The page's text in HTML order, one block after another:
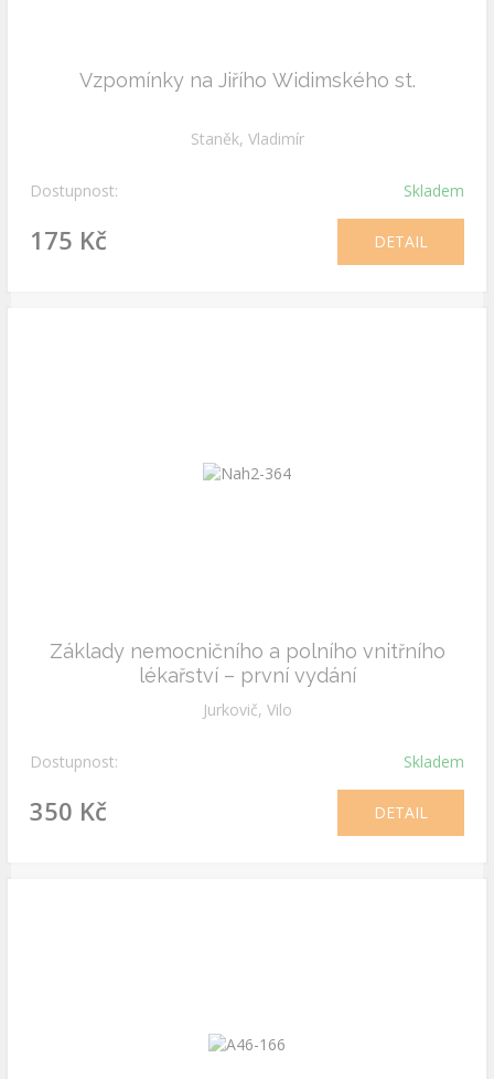
Vzpomínky na Jiřího Widimského st.
Staněk, Vladimír
Dostupnost: Skladem
175 Kč DETAIL
Základy nemocničního a polního vnitřního
lékařství – první vydání
Jurkovič, Vilo
Dostupnost: Skladem
350 Kč DETAIL